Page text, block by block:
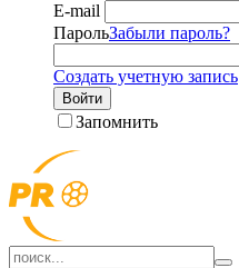
E-mail
ПарольЗабыли пароль?
Создать учетную запись
Войти
Запомнить